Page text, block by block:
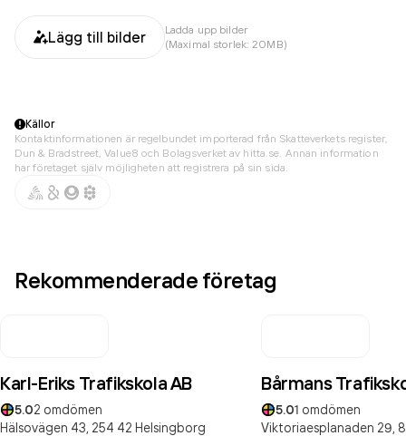
Lägg till bilder
Ladda upp bilder
(Maximal storlek: 20MB)
Källor
Kontaktinformationen är regelbundet importerad från Skatteverkets register,
Dun & Bradstreet, Value8 och Bolagsverket av hitta.se. Annan information
har företaget själv möjligheten att registrera på sin sida.
Rekommenderade företag
Karl-Eriks Trafikskola AB
5.02 omdömen
Hälsovägen 43, 254 42 Helsingborg
Bårmans
5.01 omdömen
Viktoriaesplanaden 29,